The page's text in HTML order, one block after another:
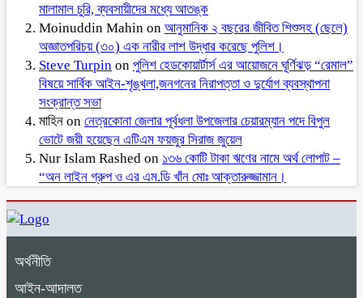
মালামাল চুরি, ব্যবসায়ীদের মধ্যে আতঙ্ক
Moinuddin Mahin on আনুমানিক ২ বছরের জীবিত শিশুসহ (ছেলে)
অজ্ঞাতপরিচয় (৩০) এক নারীর লাশ উদ্ধার করেছে পুলিশ।
Steve Turpin on পুলিশ হেডকোয়ার্টার্স এর আয়োজনে ঘূর্ণিঝড় “রেমাল”
বিষয়ে সার্বিক আইন-শৃঙ্খলা,জনগনের নিরাপত্তা ও দুর্যোগ ব্যবস্থাপনা
সংক্রান্ত সভা
মাহিন on নেত্রকোনা জেলার পূর্বধলা উপজেলার চেয়ারম্যান পদে বিপুল
ভোটে জয়ী হয়েছেন এটিএম ফয়জুর সিরাজ জুয়েল
Nur Islam Rashed on ১৩৬ কোটি টাকা ঋণের নামে অর্থ লোপাট –
“অন লাইন গ্রুপ ও এর এম.ডি খাঁন মোঃ আক্তারুজ্জামান।
অর্থনীতি
আইন-আদালত